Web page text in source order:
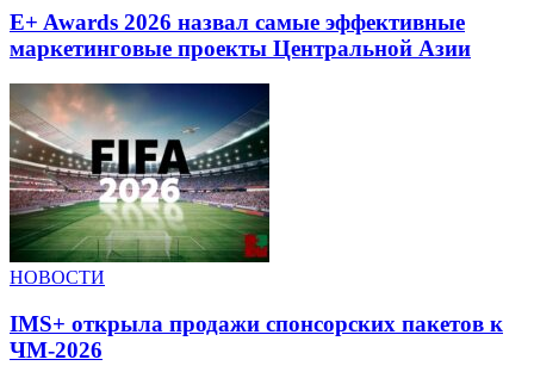
E+ Awards 2026 назвал самые эффективные
маркетинговые проекты Центральной Азии
НОВОСТИ
IMS+ открыла продажи спонсорских пакетов к
ЧМ-2026